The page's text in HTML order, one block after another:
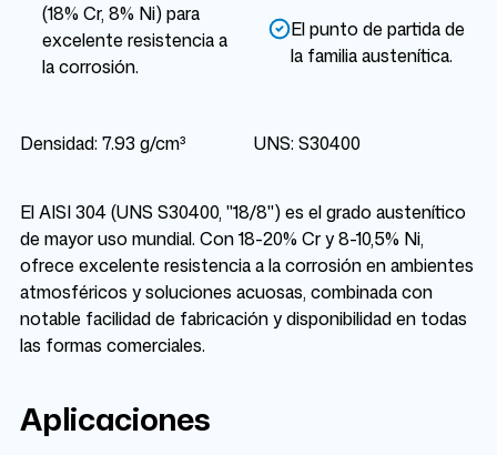
(18% Cr, 8% Ni) para
excelente resistencia a
la corrosión.
El punto de partida de
la familia austenítica.
Densidad: 7.93 g/cm³ UNS: S30400
El AISI 304 (UNS S30400, "18/8") es el grado austenítico
de mayor uso mundial. Con 18-20% Cr y 8-10,5% Ni,
ofrece excelente resistencia a la corrosión en ambientes
atmosféricos y soluciones acuosas, combinada con
notable facilidad de fabricación y disponibilidad en todas
las formas comerciales.
Aplicaciones